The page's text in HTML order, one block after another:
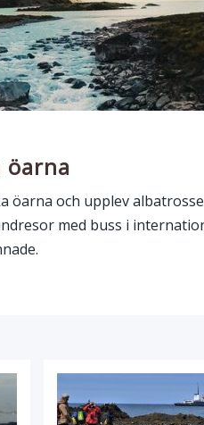
öarna
öarna och upplev
med buss i